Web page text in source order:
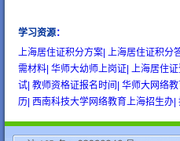
学习资源：
上海居住证积分方案| 上海居住证积分
需材料| 华师大幼师上岗证| 上海居住证
试| 教师资格证报名时间| 华师大网络教
历| 西南科技大学网络教育上海招生办|